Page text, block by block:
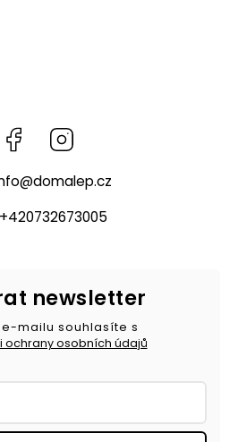
Facebook
@domalep.cz
+420732673005
newsletter
mailu souhlasíte s
ochrany osobních údajů